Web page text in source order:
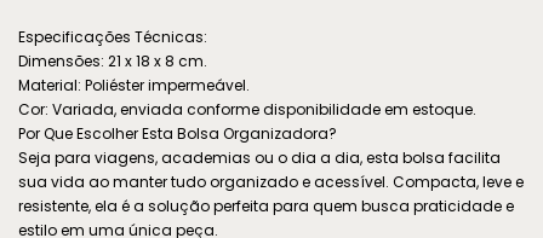
Especificações Técnicas:
Dimensões: 21 x 18 x 8 cm.
Material: Poliéster impermeável.
Cor: Variada, enviada conforme disponibilidade em estoque.
Por Que Escolher Esta Bolsa Organizadora?
Seja para viagens, academias ou o dia a dia, esta bolsa facilita
sua vida ao manter tudo organizado e acessível. Compacta, leve e
resistente, ela é a solução perfeita para quem busca praticidade e
estilo em uma única peça.